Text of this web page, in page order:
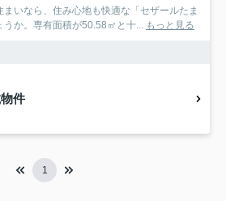
いなら、住み心地も快適な「セザールたま
うか。専有面積が50.58㎡と十... もっと見る
件
1